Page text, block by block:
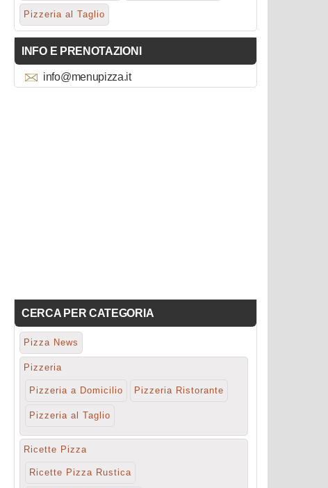
Pizzeria al Taglio
INFO E PRENOTAZIONI
info@menupizza.it
CERCA PER CATEGORIA
Pizza News
Pizzeria
Pizzeria a Domicilio Pizzeria Ristorante
Pizzeria al Taglio
Ricette Pizza
Ricette Pizza Rustica